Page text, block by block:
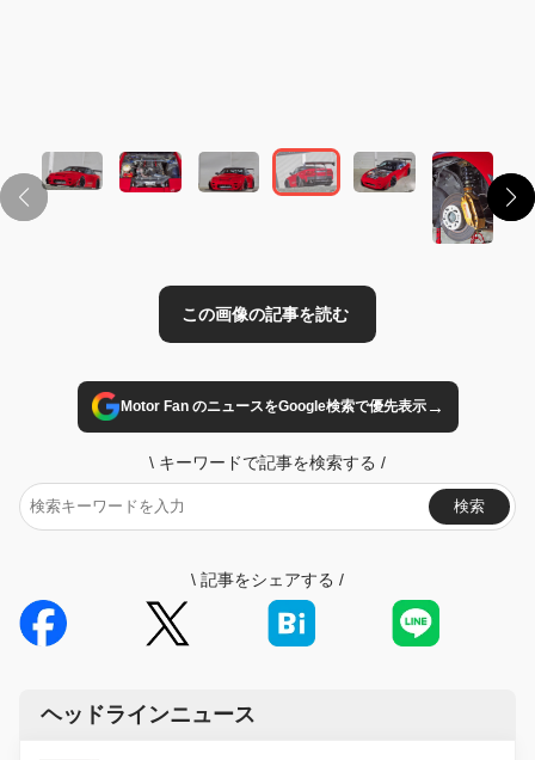
Motor Fan のニュースをGoogle検索で優先表示→
\ キーワードで記事を検索する /
検索
\ 記事をシェアする /
ヘッドラインニュース